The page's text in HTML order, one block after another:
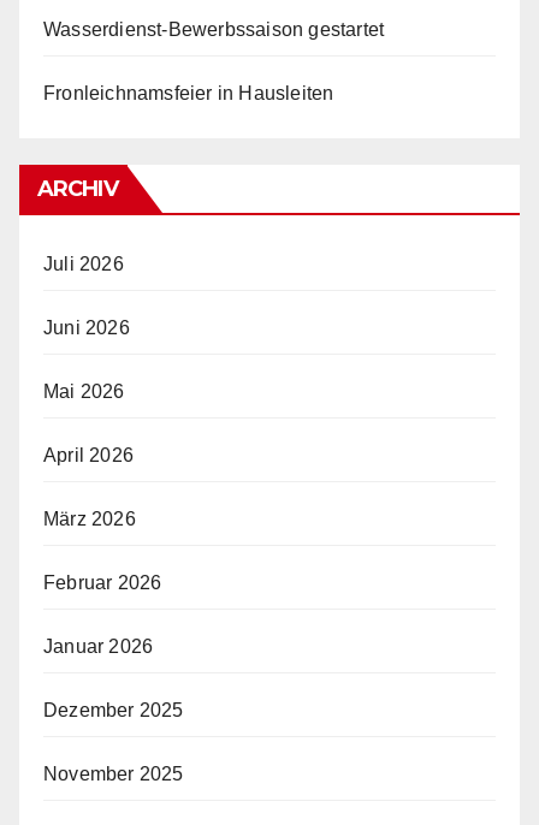
Wasserdienst-Bewerbssaison gestartet
Fronleichnamsfeier in Hausleiten
ARCHIV
Juli 2026
Juni 2026
Mai 2026
April 2026
März 2026
Februar 2026
Januar 2026
Dezember 2025
November 2025